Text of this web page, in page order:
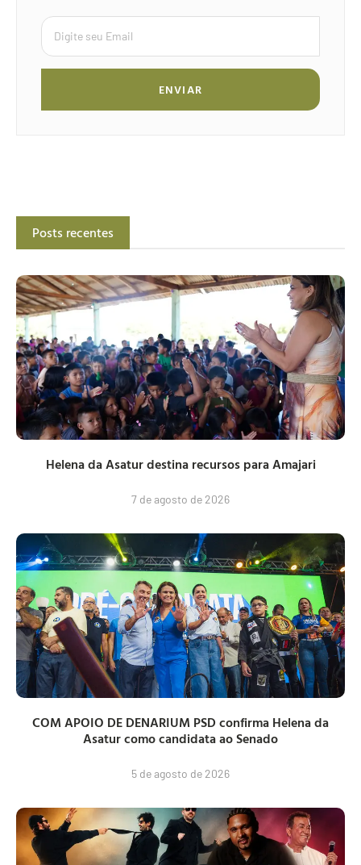
ENVIAR
Posts recentes
Helena da Asatur destina recursos para Amajari
7 de agosto de 2026
COM APOIO DE DENARIUM PSD confirma Helena da
Asatur como candidata ao Senado
5 de agosto de 2026